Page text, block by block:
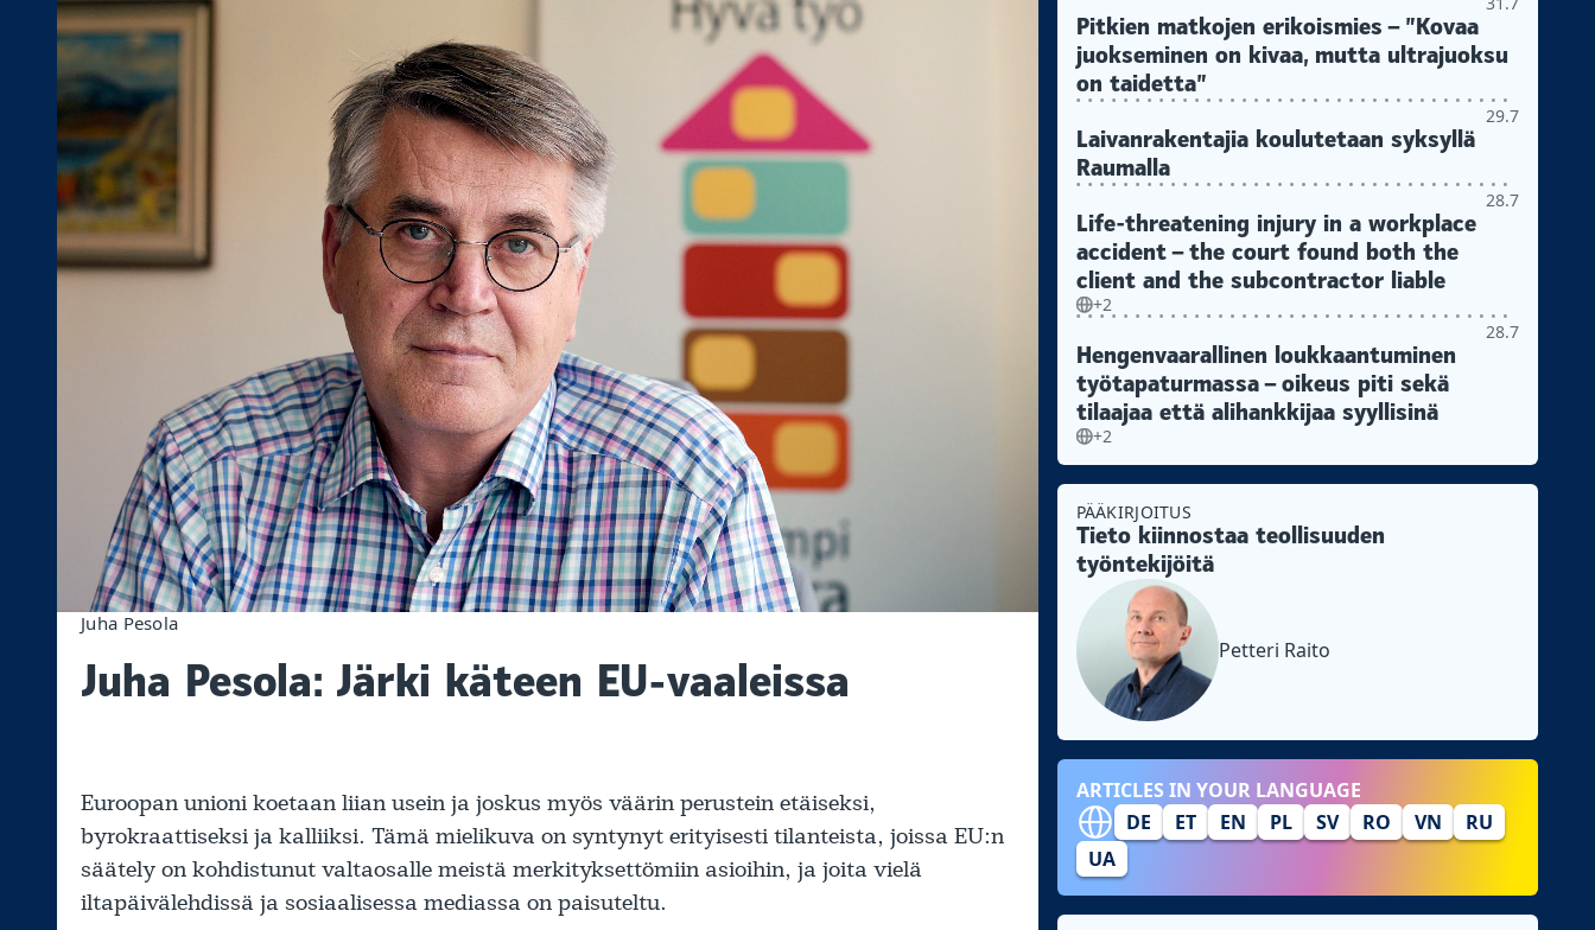
Juha Pesola
Juha Pesola: Järki käteen EU-vaaleissa
Euroopan unioni koetaan liian usein ja joskus myös väärin perustein etäiseksi,
byrokraattiseksi ja kalliiksi. Tämä mielikuva on syntynyt erityisesti tilanteista, joissa EU:n
säätely on kohdistunut valtaosalle meistä merkityksettömiin asioihin, ja joita vielä
iltapäivälehdissä ja sosiaalisessa mediassa on paisuteltu.
Pitkien matkojen erikoismies – ”Kovaa
juokseminen on kivaa, mutta ultrajuoksu
on taidetta”
29.7
Laivanrakentajia koulutetaan syksyllä
Raumalla
28.7
Life-threatening injury in a workplace
accident – the court found both the
client and the subcontractor liable
+2
28.7
Hengenvaarallinen loukkaantuminen
työtapaturmassa – oikeus piti sekä
tilaajaa että alihankkijaa syyllisinä
+2
PÄÄKIRJOITUS
Tieto kiinnostaa teollisuuden
työntekijöitä
Petteri Raito
ARTICLES IN YOUR LANGUAGE
DE
ET EN PL SV RO VN
RU
UA